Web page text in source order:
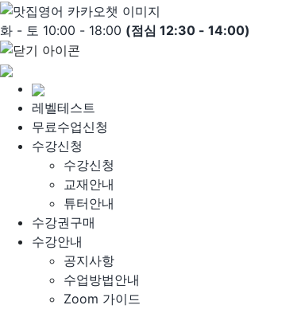
Skip
to
content
화 - 토 10:00 - 18:00 (점심 12:30 - 14:00)
레벨테스트
무료수업신청
수강신청
수강신청
교재안내
튜터안내
수강권구매
수강안내
공지사항
수업방법안내
Zoom 가이드